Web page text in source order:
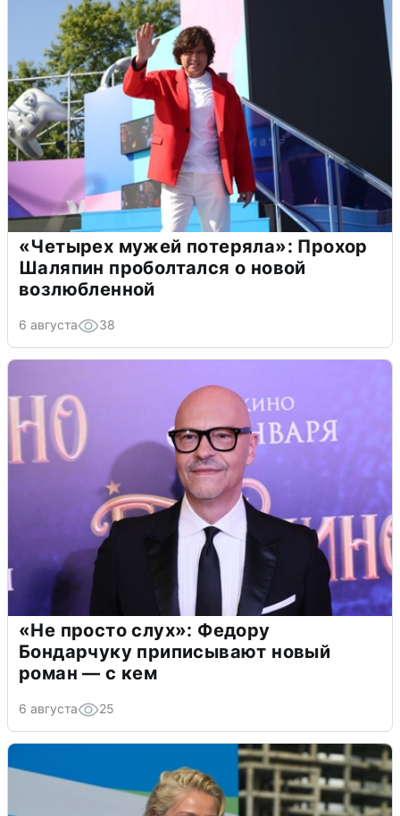
«Четырех мужей потеряла»: Прохор
Шаляпин проболтался о новой
возлюбленной
6 августа 38
«Не просто слух»: Федору
Бондарчуку приписывают новый
роман — с кем
6 августа 25